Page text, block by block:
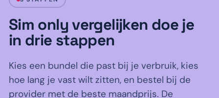
Sim only vergelijken doe je
in drie stappen
Kies een bundel die past bij je verbruik, kies
hoe lang je vast wilt zitten, en bestel bij de
provider met de beste maandprijs. De